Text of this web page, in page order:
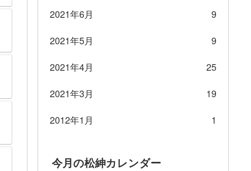
2021年6月
9
2021年5月
9
2021年4月
25
2021年3月
19
2012年1月
1
今月の松紳カレンダー